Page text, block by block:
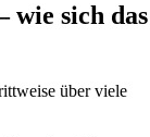
wie sich das
über viele